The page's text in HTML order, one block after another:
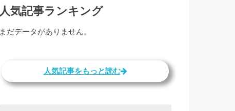
人気記事ランキング
まだデータがありません。
人気記事をもっと読む